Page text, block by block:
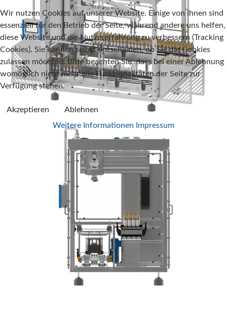
Wir nutzen Cookies auf unserer Website. Einige von ihnen sind
essenziell für den Betrieb der Seite, während andere uns helfen,
diese Website und die Nutzererfahrung zu verbessern (Tracking
Cookies). Sie können selbst entscheiden, ob Sie die Cookies
zulassen möchten. Bitte beachten Sie, dass bei einer Ablehnung
womöglich nicht mehr alle Funktionalitäten der Seite zur
Verfügung stehen.
Akzeptieren
Ablehnen
Weitere Informationen Impressum